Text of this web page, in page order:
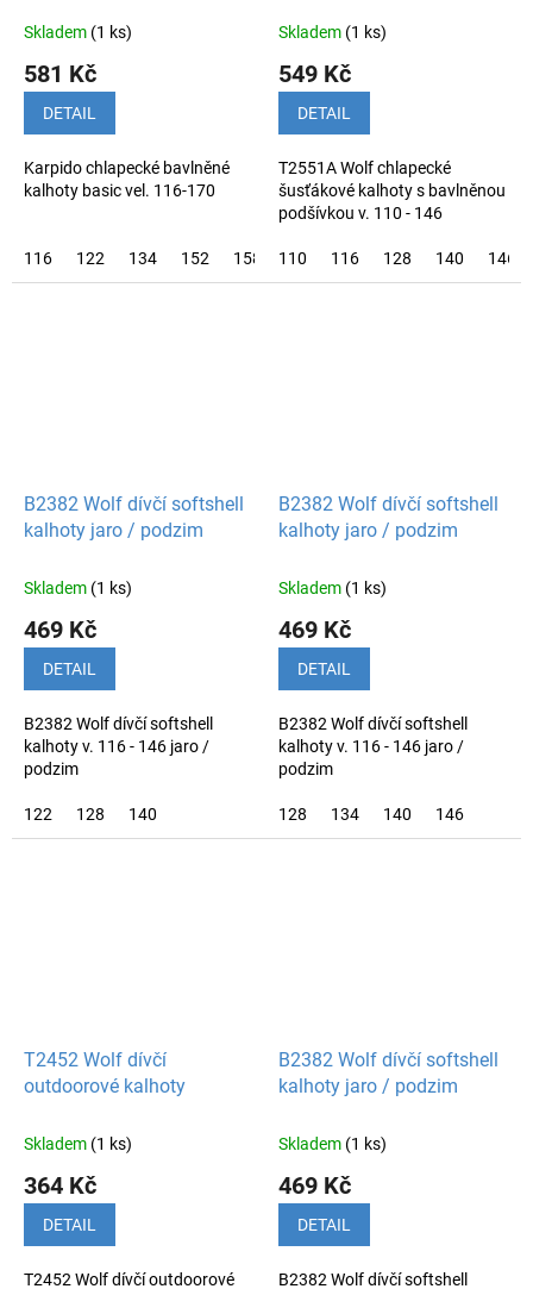
Skladem (1 ks)
581 Kč
DETAIL
Karpido chlapecké bavlněné
kalhoty basic vel. 116-170
116 122 134 152 158 164 170
Skladem (1 ks)
549 Kč
DETAIL
T2551A Wolf chlapecké
šusťákové kalhoty s bavlněnou
podšívkou v. 110 - 146
110 116 128 140 146
B2382 Wolf dívčí softshell
kalhoty jaro / podzim
Skladem (1 ks)
469 Kč
DETAIL
B2382 Wolf dívčí softshell
kalhoty v. 116 - 146 jaro /
podzim
122 128 140
B2382 Wolf dívčí softshell
kalhoty jaro / podzim
Skladem (1 ks)
469 Kč
DETAIL
B2382 Wolf dívčí softshell
kalhoty v. 116 - 146 jaro /
podzim
128 134 140 146
T2452 Wolf dívčí
outdoorové kalhoty
Skladem (1 ks)
364 Kč
DETAIL
T2452 Wolf dívčí outdoorové
B2382 Wolf dívčí softshell
kalhoty jaro / podzim
Skladem (1 ks)
469 Kč
DETAIL
B2382 Wolf dívčí softshell